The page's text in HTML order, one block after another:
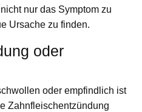
nur das Symptom zu
Ursache zu finden.
oder
oder empfindlich ist
Zahnfleischentzündung